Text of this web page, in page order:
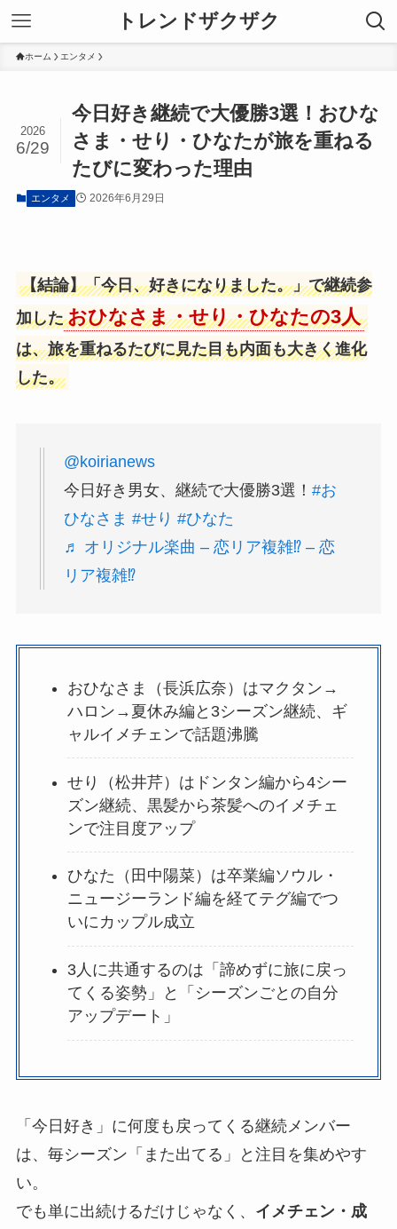
トレンドザクザク
ホーム エンタメ
今日好き継続で大優勝3選！おひな
さま・せり・ひなたが旅を重ねる
たびに変わった理由
2026
6/29
エンタメ 2026年6月29日
【結論】「今日、好きになりました。」で継続参
加した おひなさま・せり・ひなたの3人
は、旅を重ねるたびに見た目も内面も大きく進化
した。
@koirianews
今日好き男女、継続で大優勝3選！ #お
ひなさま #せり #ひなた
♬ オリジナル楽曲 – 恋リア複雑⁉️ – 恋
リア複雑⁉️
おひなさま（長浜広奈）はマクタン→
ハロン→夏休み編と3シーズン継続、ギ
ャルイメチェンで話題沸騰
せり（松井芹）はドンタン編から4シー
ズン継続、黒髪から茶髪へのイメチェ
ンで注目度アップ
ひなた（田中陽菜）は卒業編ソウル・
ニュージーランド編を経てテグ編でつ
いにカップル成立
3人に共通するのは「諦めずに旅に戻っ
てくる姿勢」と「シーズンごとの自分
アップデート」
「今日好き」に何度も戻ってくる継続メンバー
は、毎シーズン「また出てる」と注目を集めやす
い。
でも単に出続けるだけじゃなく、 イメチェン・成